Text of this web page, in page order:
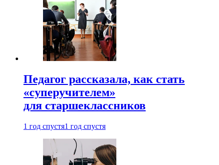
Педагог рассказала, как стать
«суперучителем»
для старшеклассников
1 год спустя1 год спустя